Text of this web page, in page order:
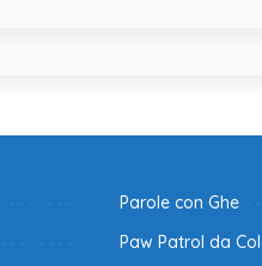
Parole con Ghe
Paw Patrol da